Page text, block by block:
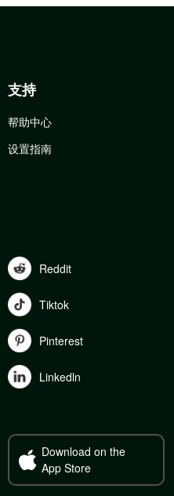
支持
帮助中心
设置指南
Reddit
Tiktok
Pinterest
Linkedln
Download on the
App Store